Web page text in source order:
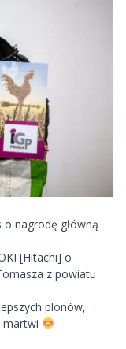
nagrodę główną
[Hitachi] o
z powiatu
plonów,
martwi